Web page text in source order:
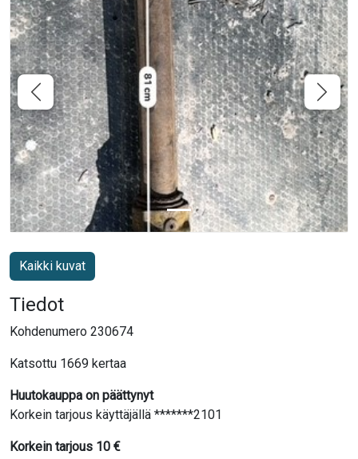
Kaikki kuvat
Tiedot
Kohdenumero 230674
Katsottu 1669 kertaa
Huutokauppa on päättynyt
Korkein tarjous käyttäjällä *******2101
Korkein tarjous 10 €